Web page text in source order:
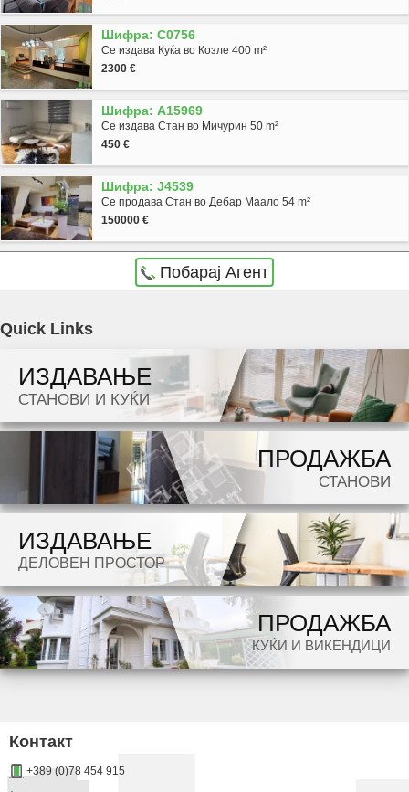
Шифра: C0756
Се издава Куќа во Козле 400 m²
2300 €
Шифра: A15969
Се издава Стан во Мичурин 50 m²
450 €
Шифра: J4539
Се продава Стан во Дебар Маало 54 m²
150000 €
Побарај Агент
Bazen. Cena: 1700 EUR
Dokolku barate stan, kuka, deloven prostor ova e vistinskoto mesto da ja zapocnete vasata
Quick Links
ИЗДАВАЊЕ
СТАНОВИ И КУЌИ
ПРОДАЖБА
СТАНОВИ
ИЗДАВАЊЕ
ДЕЛОВЕН ПРОСТОР
ПРОДАЖБА
КУЌИ И ВИКЕНДИЦИ
Контакт
+389 (0)78 454 915